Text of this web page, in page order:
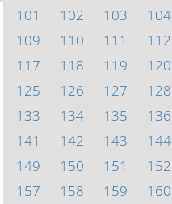
101
102 103 104
109
110 111 112
117
118 119 120
125
126 127 128
133
134 135 136
141
142 143 144
149
150 151 152
157
158 159 160